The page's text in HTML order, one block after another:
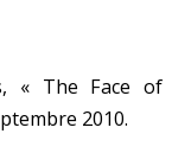
« The Face of
2010.